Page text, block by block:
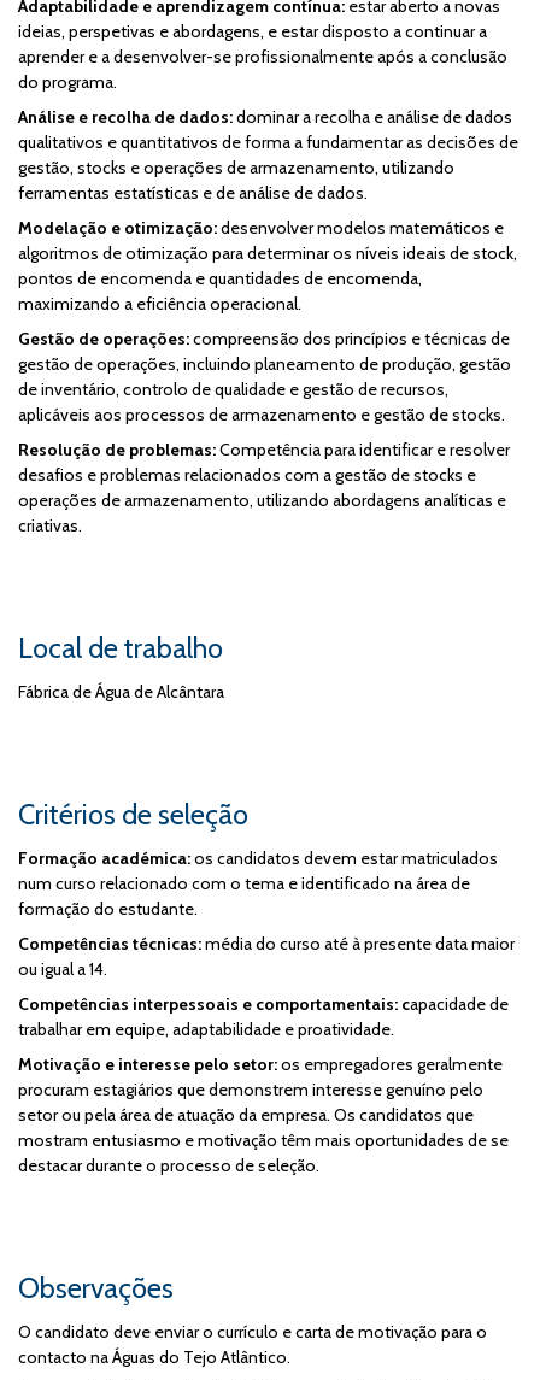
Adaptabilidade e aprendizagem contínua: estar aberto a novas
ideias, perspetivas e abordagens, e estar disposto a continuar a
aprender e a desenvolver-se profissionalmente após a conclusão
do programa.
Análise e recolha de dados:dominar a recolha e análise de dados
qualitativos e quantitativos de forma a fundamentar as decisões de
gestão, stocks e operações de armazenamento, utilizando
ferramentas estatísticas e de análise de dados.
Modelação e otimização:desenvolver modelos matemáticos e
algoritmos de otimização para determinar os níveis ideais de stock,
pontos de encomenda e quantidades de encomenda,
maximizando a eficiência operacional.
Gestão de operações:compreensão dos princípios e técnicas de
gestão de operações, incluindo planeamento de produção, gestão
de inventário, controlo de qualidade e gestão de recursos,
aplicáveis aos processos de armazenamento e gestão de stocks.
Resolução de problemas:Competência para identificar e resolver
desafios e problemas relacionados com a gestão de stocks e
operações de armazenamento, utilizando abordagens analíticas e
criativas.
Local de trabalho
Fábrica de Água de Alcântara
Critérios de seleção
Formação académica:os candidatos devem estar matriculados
num curso relacionado com o tema e identificado na área de
formação do estudante.
Competências técnicas:média do curso até à presente data maior
ou igual a 14.
Competências interpessoais e comportamentais: capacidade de
trabalhar em equipe, adaptabilidade e proatividade.
Motivação e interesse pelo setor:os empregadores geralmente
procuram estagiários que demonstrem interesse genuíno pelo
setor ou pela área de atuação da empresa. Os candidatos que
mostram entusiasmo e motivação têm mais oportunidades de se
destacar durante o processo de seleção.
Observações
O candidato deve enviar o currículo e carta de motivação para o
contacto na Águas do Tejo Atlântico.